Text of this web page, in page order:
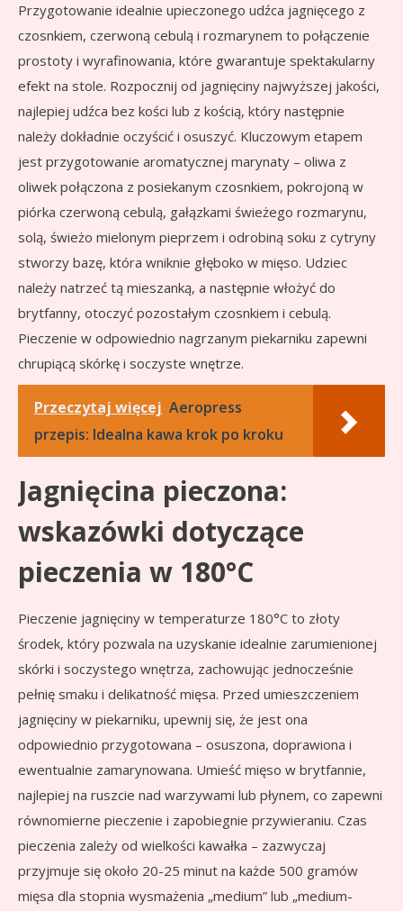
Przygotowanie idealnie upieczonego udźca jagnięcego z
czosnkiem, czerwoną cebulą i rozmarynem to połączenie
prostoty i wyrafinowania, które gwarantuje spektakularny
efekt na stole. Rozpocznij od jagnięciny najwyższej jakości,
najlepiej udźca bez kości lub z kością, który następnie
należy dokładnie oczyścić i osuszyć. Kluczowym etapem
jest przygotowanie aromatycznej marynaty – oliwa z
oliwek połączona z posiekanym czosnkiem, pokrojoną w
piórka czerwoną cebulą, gałązkami świeżego rozmarynu,
solą, świeżo mielonym pieprzem i odrobiną soku z cytryny
stworzy bazę, która wniknie głęboko w mięso. Udziec
należy natrzeć tą mieszanką, a następnie włożyć do
brytfanny, otoczyć pozostałym czosnkiem i cebulą.
Pieczenie w odpowiednio nagrzanym piekarniku zapewni
chrupiącą skórkę i soczyste wnętrze.
Przeczytaj więcej Aeropress
przepis: Idealna kawa krok po kroku
Jagnięcina pieczona:
wskazówki dotyczące
pieczenia w 180°C
Pieczenie jagnięciny w temperaturze 180°C to złoty
środek, który pozwala na uzyskanie idealnie zarumienionej
skórki i soczystego wnętrza, zachowując jednocześnie
pełnię smaku i delikatność mięsa. Przed umieszczeniem
jagnięciny w piekarniku, upewnij się, że jest ona
odpowiednio przygotowana – osuszona, doprawiona i
ewentualnie zamarynowana. Umieść mięso w brytfannie,
najlepiej na ruszcie nad warzywami lub płynem, co zapewni
równomierne pieczenie i zapobiegnie przywieraniu. Czas
pieczenia zależy od wielkości kawałka – zazwyczaj
przyjmuje się około 20-25 minut na każde 500 gramów
mięsa dla stopnia wysmażenia „medium” lub „medium-